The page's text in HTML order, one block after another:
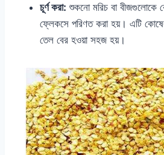
চূর্ণ করা: শুকনো মরিচ বা
ফ্লেকসে পরিণত করা হয়। এটি
তেল বের হওয়া সহজ হয়।